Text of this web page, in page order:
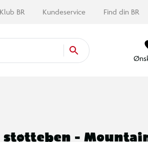
Klub BR Kundeservice Find din BR
støtteben -